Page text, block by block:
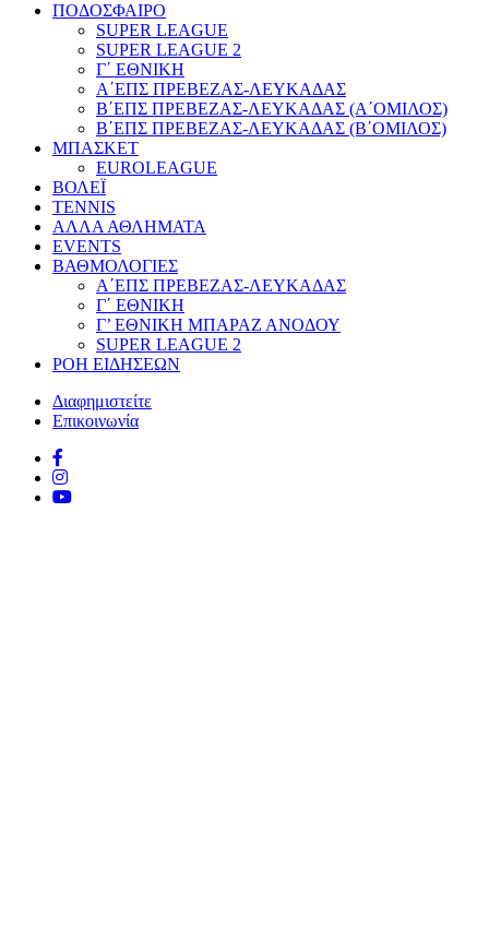
ΠΟΔΟΣΦΑΙΡΟ
SUPER LEAGUE
SUPER LEAGUE 2
Γ΄ ΕΘΝΙΚΗ
Α΄ΕΠΣ ΠΡΕΒΕΖΑΣ-ΛΕΥΚΑΔΑΣ
Β΄ΕΠΣ ΠΡΕΒΕΖΑΣ-ΛΕΥΚΑΔΑΣ (Α΄ΟΜΙΛΟΣ)
Β΄ΕΠΣ ΠΡΕΒΕΖΑΣ-ΛΕΥΚΑΔΑΣ (Β΄ΟΜΙΛΟΣ)
ΜΠΑΣΚΕΤ
EUROLEAGUE
ΒΟΛΕΪ
TENNIS
ΑΛΛΑ ΑΘΛΗΜΑΤΑ
EVENTS
ΒΑΘΜΟΛΟΓΙΕΣ
Α΄ΕΠΣ ΠΡΕΒΕΖΑΣ-ΛΕΥΚΑΔΑΣ
Γ΄ ΕΘΝΙΚΗ
Γ’ ΕΘΝΙΚΗ ΜΠΑΡΑΖ ΑΝΟΔΟΥ
SUPER LEAGUE 2
ΡΟΗ ΕΙΔΗΣΕΩΝ
Διαφημιστείτε
Επικοινωνία